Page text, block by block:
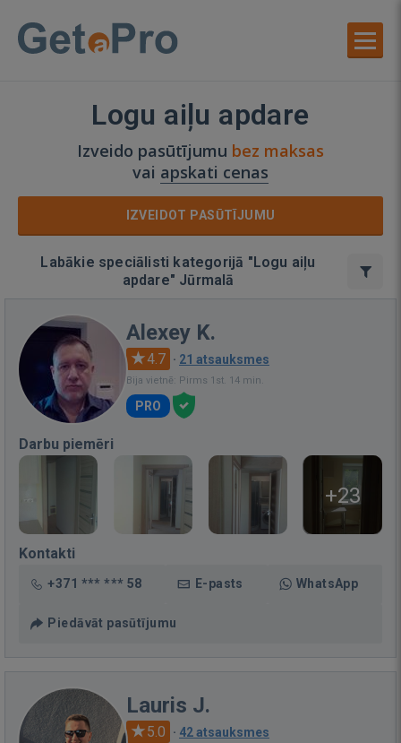
Logu aiļu apdare
Izveido pasūtījumu bez maksas
vai apskati cenas
IZVEIDOT PASŪTĪJUMU
Labākie speciālisti kategorijā "Logu aiļu
apdare" Jūrmalā
Alexey K.
4.7 · 21 atsauksmes
Bija vietnē: Pirms 1st. 14 min.
PRO
Darbu piemēri
+23
Kontakti
+371 *** *** 58 E-pasts WhatsApp
Piedāvāt pasūtījumu
Lauris J.
5.0 · 42 atsauksmes